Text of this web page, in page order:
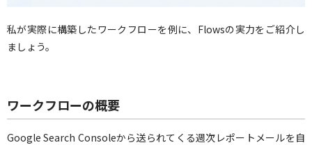
私が実際に構築したワークフローを例に、Flowsの実力をご紹介し
ましょう。
ワークフローの概要
Google Search Consoleから送られてくる週次レポートメールを自